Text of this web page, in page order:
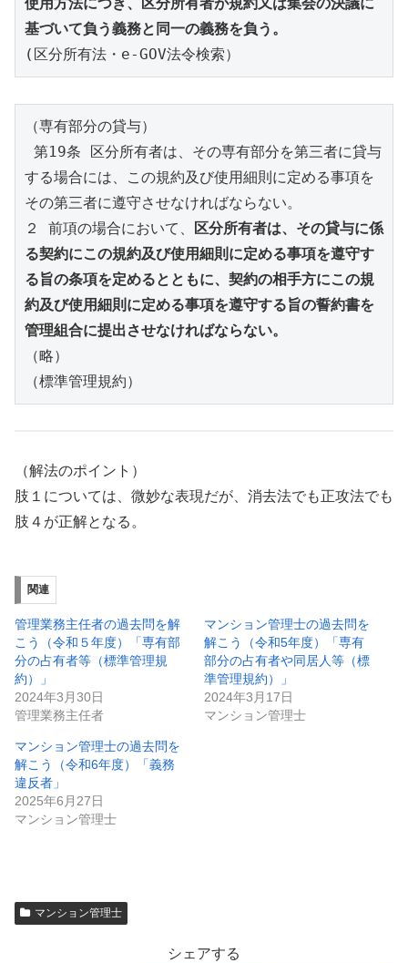
基づいて負う義務と同一の義務を負う。
(区分所有法・e-GOV法令検索）
（専有部分の貸与）
する場合には、この規約及び使用細則に定める事項を
その第三者に遵守させなければならない。
２ 前項の場合において、
区分所有者は、その貸与に係
る契約にこの規約及び使用細則に定める事項を遵守す
る旨の条項を定めるとともに、契約の相手方にこの規
約及び使用細則に定める事項を遵守する旨の誓約書を
管理組合に提出させなければならない。
（略）
（標準管理規約）
（解法のポイント）
肢１については、微妙な表現だが、消去法でも正攻法でも
肢４が正解となる。
関連
管理業務主任者の過去問を解
こう（令和５年度）「専有部
分の占有者等（標準管理規
約）」
2024年3月30日
管理業務主任者
マンション管理士の過去問を
解こう（令和5年度）「専有
部分の占有者や同居人等（標
準管理規約）」
2024年3月17日
マンション管理士
マンション管理士の過去問を
解こう（令和6年度）「義務
違反者」
2025年6月27日
マンション管理士
マンション管理士
シェアする